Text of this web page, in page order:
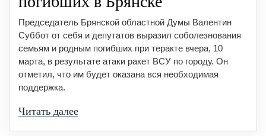
Председатель Брянской областной Думы Валентин
Суббот от себя и депутатов выразил соболезнования
семьям и родным погибших при теракте вчера, 10
марта, в результате атаки ракет ВСУ по городу. Он
отметил, что им будет оказана вся необходимая
поддержка.
Читать далее